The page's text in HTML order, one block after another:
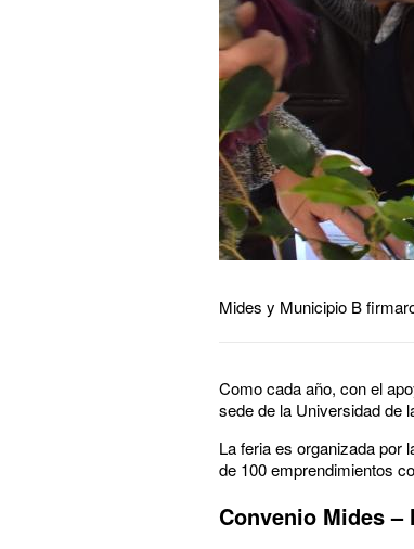
Mides y Municipio B
Como cada año, con el
sede de la Universidad de
La feria es organizada por
de 100 emprendimientos
Convenio Mides